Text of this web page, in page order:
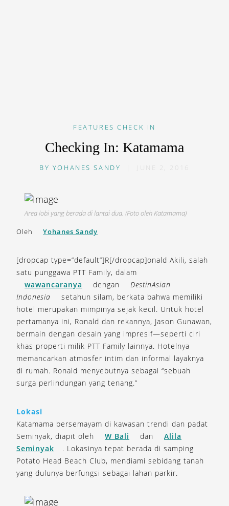
FEATURES CHECK IN
Checking In: Katamama
BY YOHANES SANDY JUNE 2, 2016
Area lobi yang berada di lantai dua. (Foto oleh Katamama)
Oleh
Yohanes Sandy
[dropcap type=”default”]R[/dropcap]onald Akili, salah
satu punggawa PTT Family, dalam
wawancaranya
dengan
DestinAsian
Indonesia
setahun silam, berkata bahwa memiliki
hotel merupakan mimpinya sejak kecil. Untuk hotel
pertamanya ini, Ronald dan rekannya, Jason Gunawan,
bermain dengan desain yang impresif—seperti ciri
khas properti milik PTT Family lainnya. Hotelnya
memancarkan atmosfer intim dan informal layaknya
di rumah. Ronald menyebutnya sebagai “sebuah
surga perlindungan yang tenang.”
Lokasi
Katamama bersemayam di kawasan trendi dan padat
Seminyak, diapit oleh
W Bali dan
Alila
Seminyak
. Lokasinya tepat berada di samping
Potato Head Beach Club, mendiami sebidang tanah
yang dulunya berfungsi sebagai lahan parkir.